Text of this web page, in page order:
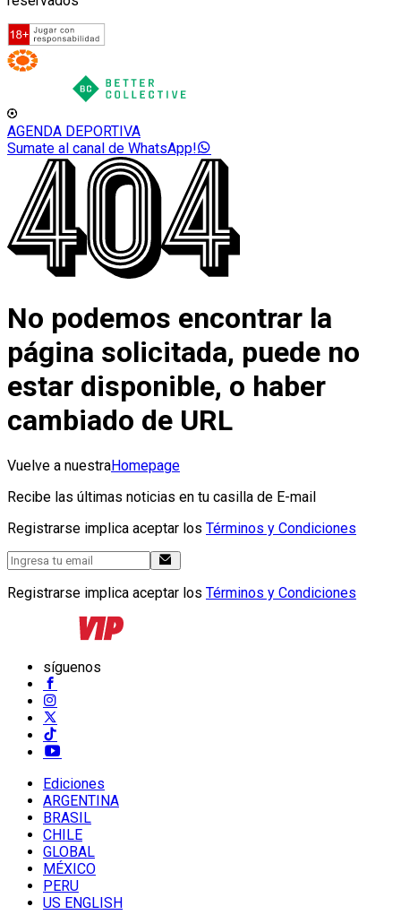
AGENDA DEPORTIVA
Sumate al canal de WhatsApp!
No podemos encontrar la
página solicitada, puede no
estar disponible, o haber
cambiado de URL
Vuelve a nuestraHomepage
Recibe las últimas noticias en tu casilla de E-mail
Registrarse implica aceptar los Términos y Condiciones
Registrarse implica aceptar los Términos y Condiciones
síguenos
Ediciones
ARGENTINA
BRASIL
CHILE
GLOBAL
MÉXICO
PERU
US ENGLISH